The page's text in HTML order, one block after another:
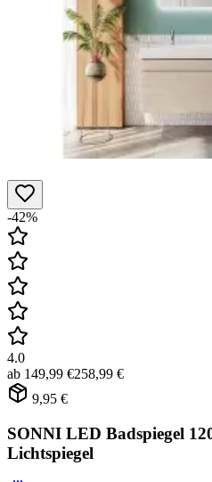
-42%
4.0
ab 149,99 €258,99 €
9,95 €
SONNI LED Badspiegel
Lichtspiegel